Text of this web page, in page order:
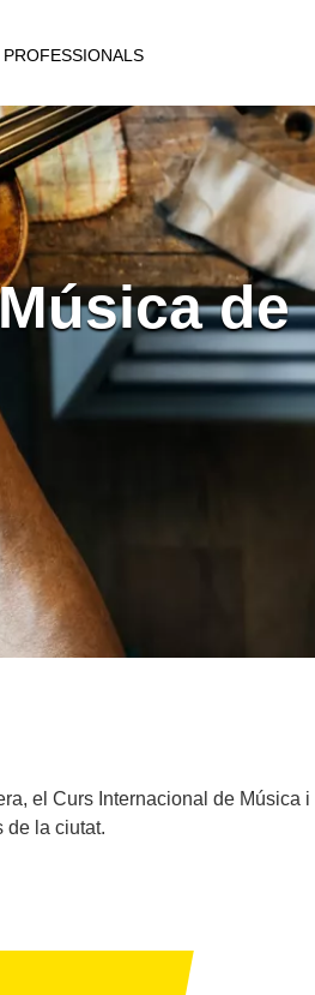
PROFESSIONALS
de
el Curs Internacional de Música
de la ciutat.